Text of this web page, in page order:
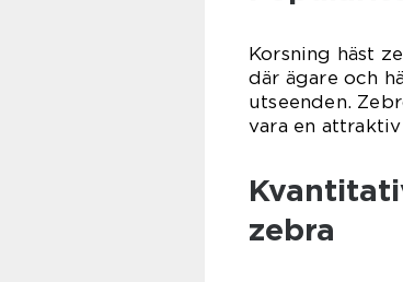
Korsning häst
där ägare och
utseenden.
vara en
zebra